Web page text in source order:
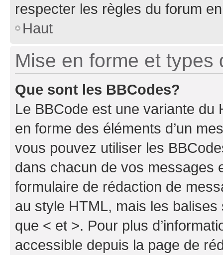
respecter les règles du forum
Haut
Mise en forme et types
Que sont les BBCodes?
Le BBCode est une variante du
en forme des éléments d’un
vous pouvez utiliser les
dans chacun de vos messages
formulaire de rédaction de
au style HTML, mais les
que < et >. Pour plus
accessible depuis la page de